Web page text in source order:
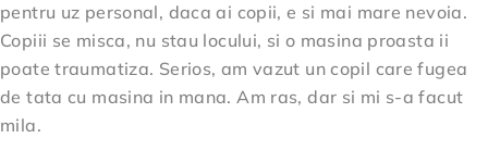
pentru uz personal, daca ai copii, e si mai mare nevoia.
Copiii se misca, nu stau locului, si o masina proasta ii
poate traumatiza. Serios, am vazut un copil care fugea
de tata cu masina in mana. Am ras, dar si mi s-a facut
mila.